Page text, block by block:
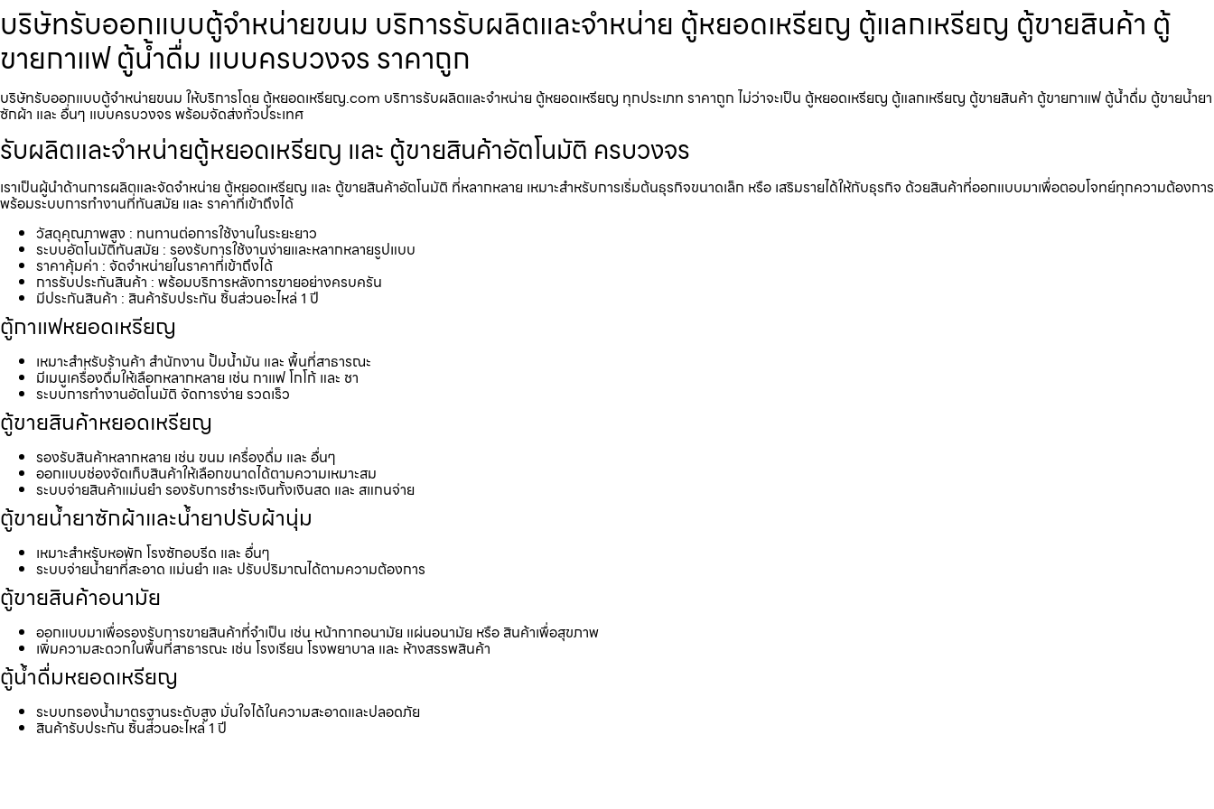
บริษัทรับออกแบบตู้จำหน่ายขนม บริการรับผลิตและจำหน่าย ตู้หยอดเหรียญ ตู้แลกเหรียญ ตู้ขายสินค้า ตู้
ขายกาแฟ ตู้น้ำดื่ม แบบครบวงจร ราคาถูก
บริษัทรับออกแบบตู้จำหน่ายขนม ให้บริการโดย ตู้หยอดเหรียญ.com บริการรับผลิตและจำหน่าย ตู้หยอดเหรียญ ทุกประเภท ราคาถูก ไม่ว่าจะเป็น ตู้หยอดเหรียญ ตู้แลกเหรียญ ตู้ขายสินค้า ตู้ขายกาแฟ ตู้น้ำดื่ม ตู้ขายน้ำยา
ซักผ้า และ อื่นๆ แบบครบวงจร พร้อมจัดส่งทั่วประเทศ
รับผลิตและจำหน่ายตู้หยอดเหรียญ และ ตู้ขายสินค้าอัตโนมัติ ครบวงจร
เราเป็นผู้นำด้านการผลิตและจัดจำหน่าย ตู้หยอดเหรียญ และ ตู้ขายสินค้าอัตโนมัติ ที่หลากหลาย เหมาะสำหรับการเริ่มต้นธุรกิจขนาดเล็ก หรือ เสริมรายได้ให้กับธุรกิจ ด้วยสินค้าที่ออกแบบมาเพื่อตอบโจทย์ทุกความต้องการ
พร้อมระบบการทำงานที่ทันสมัย และ ราคาที่เข้าถึงได้
วัสดุคุณภาพสูง : ทนทานต่อการใช้งานในระยะยาว
ระบบอัตโนมัติทันสมัย : รองรับการใช้งานง่ายและหลากหลายรูปแบบ
ราคาคุ้มค่า : จัดจำหน่ายในราคาที่เข้าถึงได้
การรับประกันสินค้า : พร้อมบริการหลังการขายอย่างครบครัน
มีประกันสินค้า : สินค้ารับประกัน ชิ้นส่วนอะไหล่ 1 ปี
ตู้กาแฟหยอดเหรียญ
เหมาะสำหรับร้านค้า สำนักงาน ปั้มน้ำมัน และ พื้นที่สาธารณะ
มีเมนูเครื่องดื่มให้เลือกหลากหลาย เช่น กาแฟ โกโก้ และ ชา
ระบบการทำงานอัตโนมัติ จัดการง่าย รวดเร็ว
ตู้ขายสินค้าหยอดเหรียญ
รองรับสินค้าหลากหลาย เช่น ขนม เครื่องดื่ม และ อื่นๆ
ออกแบบช่องจัดเก็บสินค้าให้เลือกขนาดได้ตามความเหมาะสม
ระบบจ่ายสินค้าแม่นยำ รองรับการชำระเงินทั้งเงินสด และ สแกนจ่าย
ตู้ขายน้ำยาซักผ้าและน้ำยาปรับผ้านุ่ม
เหมาะสำหรับหอพัก โรงซักอบรีด และ อื่นๆ
ระบบจ่ายน้ำยาที่สะอาด แม่นยำ และ ปรับปริมาณได้ตามความต้องการ
ตู้ขายสินค้าอนามัย
ออกแบบมาเพื่อรองรับการขายสินค้าที่จำเป็น เช่น หน้ากากอนามัย แผ่นอนามัย หรือ สินค้าเพื่อสุขภาพ
เพิ่มความสะดวกในพื้นที่สาธารณะ เช่น โรงเรียน โรงพยาบาล และ ห้างสรรพสินค้า
ตู้น้ำดื่มหยอดเหรียญ
ระบบกรองน้ำมาตรฐานระดับสูง มั่นใจได้ในความสะอาดและปลอดภัย
สินค้ารับประกัน ชิ้นส่วนอะไหล่ 1 ปี